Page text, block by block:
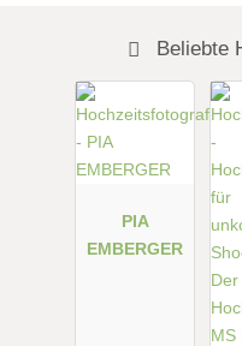
Beliebte
PIA
EMBERGER